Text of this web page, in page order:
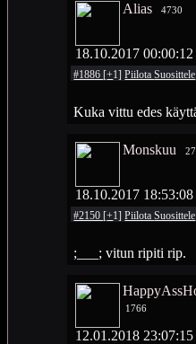
Alias 4730
18.10.2017 00:00:12
#1886 [+1]PiilotaSuosittele
Kuka vittu edes
Monskuu
18.10.2017 18:53:08
#2150 [+1]PiilotaSuosittele
;___; vitun ripiti rip.
1766
12.01.2018 23:07:15